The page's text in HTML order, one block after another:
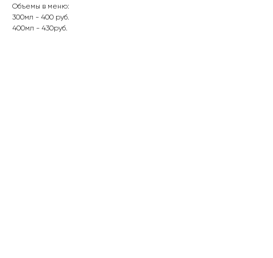
Объемы в меню:
300мл - 400 руб.
400мл - 430руб.